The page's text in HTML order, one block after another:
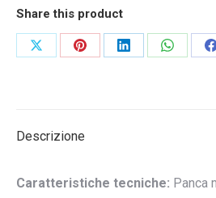
Share this product
CondividiCondividiCondividi
Descrizione
Caratteristiche tecniche: Panca